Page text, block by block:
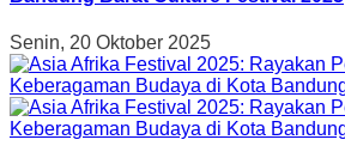
Senin, 20 Oktober 2025